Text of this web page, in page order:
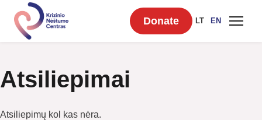
Donate LT EN
Atsiliepimai
Atsiliepimų kol kas nėra.